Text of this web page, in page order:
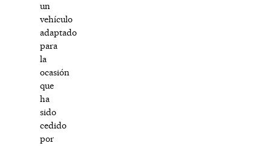
un
vehículo
adaptado
para
la
ocasión
que
ha
sido
cedido
por